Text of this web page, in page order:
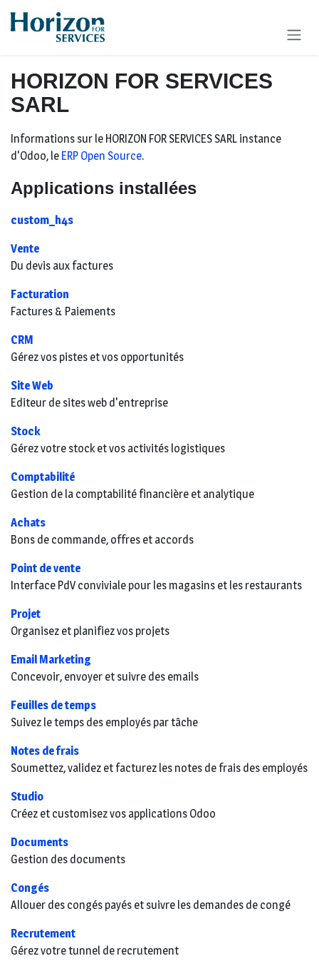
HORIZON FOR SERVICES
SARL
Informations sur le HORIZON FOR SERVICES SARL instance
d'Odoo, le ERP Open Source.
Applications installées
custom_h4s
Vente
Du devis aux factures
Facturation
Factures & Paiements
CRM
Gérez vos pistes et vos opportunités
Site Web
Editeur de sites web d'entreprise
Stock
Gérez votre stock et vos activités logistiques
Comptabilité
Gestion de la comptabilité financière et analytique
Achats
Bons de commande, offres et accords
Point de vente
Interface PdV conviviale pour les magasins et les restaurants
Projet
Organisez et planifiez vos projets
Email Marketing
Concevoir, envoyer et suivre des emails
Feuilles de temps
Suivez le temps des employés par tâche
Notes de frais
Soumettez, validez et facturez les notes de frais des employés
Studio
Créez et customisez vos applications Odoo
Documents
Gestion des documents
Congés
Allouer des congés payés et suivre les demandes de congé
Recrutement
Gérez votre tunnel de recrutement